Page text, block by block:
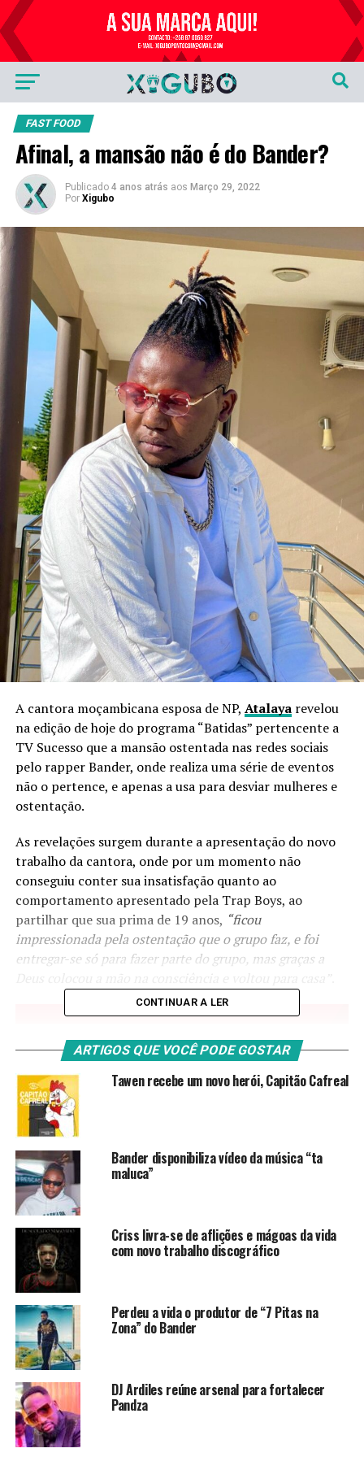
Publicidade
FAST FOOD
Afinal, a mansão não é do Bander?
Publicado 4 anos atrás aos Março 29, 2022
Por Xigubo
A cantora moçambicana esposa de NP, Atalayarevelou
na edição de hoje do programa “Batidas” pertencente a
TV Sucesso que a mansão ostentada nas redes sociais
pelo rapper Bander, onde realiza uma série de eventos
não o pertence, e apenas a usa para desviar mulheres e
ostentação.
As revelações surgem durante a apresentação do novo
trabalho da cantora, onde por um momento não
conseguiu conter sua insatisfação quanto ao
comportamento apresentado pela Trap Boys, ao
partilhar que sua prima de 19 anos, “ficou
impressionada pela ostentação que o grupo faz, e foi
entregar-se só para fazer parte do grupo, mas graças a
Alertando desta forma a outras mulheres para que não
CONTINUAR A LER
ARTIGOS QUE VOCÊ PODE GOSTAR
Tawen recebe um novo herói, Capitão Cafreal
Bander disponibiliza vídeo da música “ta
maluca”
Criss livra-se de aflições e mágoas da vida
com novo trabalho discográfico
Perdeu a vida o produtor de “7 Pitas na
Zona” do Bander
DJ Ardiles reúne arsenal para fortalecer
Pandza